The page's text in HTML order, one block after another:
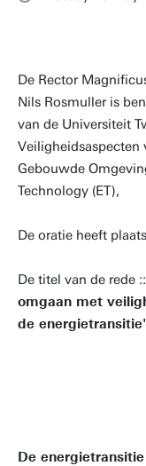
De Rector
Nils Rosmuller is
van de Universiteit
Veiligheidsaspecten
Gebouwde
Technology (ET),
De oratie heeft
De titel van de rede ::
omgaan met
de
De